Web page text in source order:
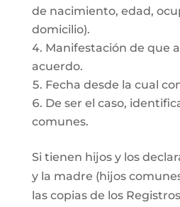
de nacimiento, edad,
domicilio).
Manifestación de que
acuerdo.
Fecha desde la cual
De ser el caso,
comunes.
Si tienen hijos y los
y la madre (hijos
las copias de los